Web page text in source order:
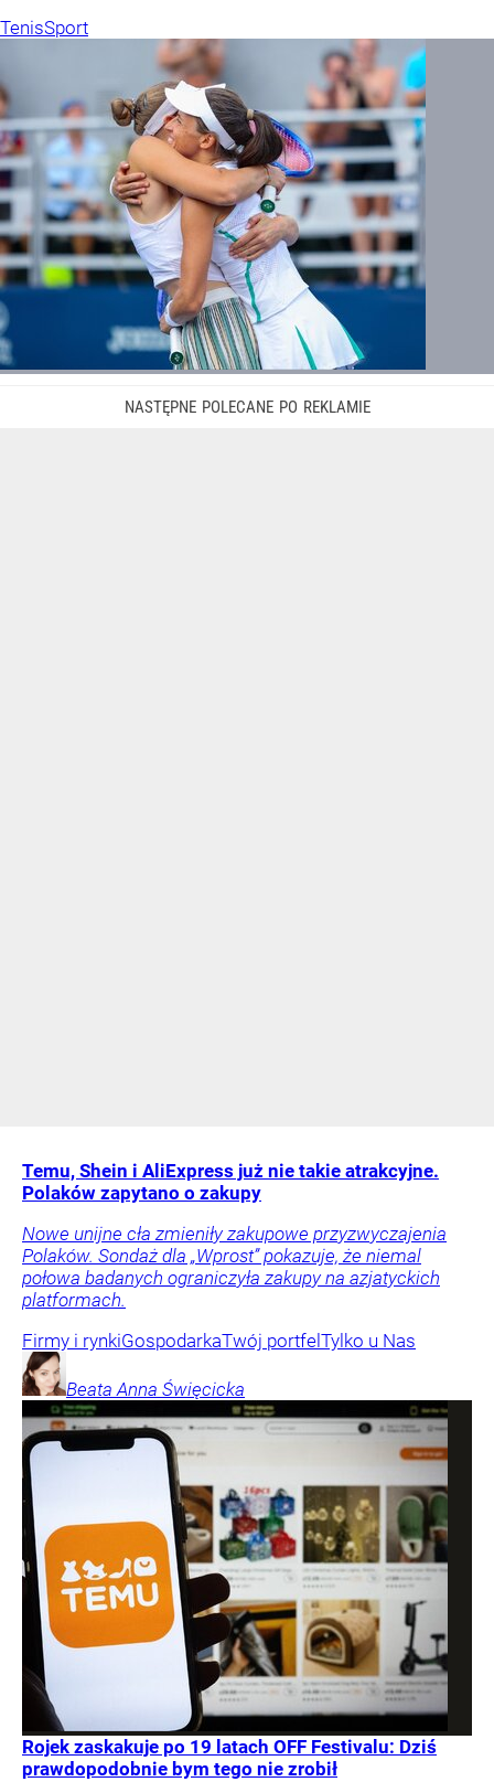
TenisSport
Temu, Shein i AliExpress już nie takie atrakcyjne.
Polaków zapytano o zakupy
Nowe unijne cła zmieniły zakupowe przyzwyczajenia
Polaków. Sondaż dla „Wprost” pokazuje, że niemal
połowa badanych ograniczyła zakupy na azjatyckich
platformach.
Firmy i rynkiGospodarkaTwój portfel Tylko u Nas
Beata Anna Święcicka
Rojek zaskakuje po 19 latach OFF Festivalu: Dziś
prawdopodobnie bym tego nie zrobił